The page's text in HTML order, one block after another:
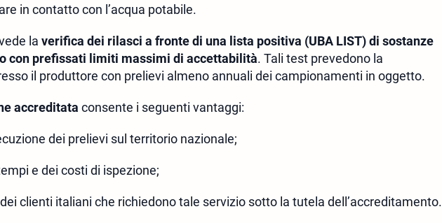
in contatto con l’acqua potabile.
la verifica dei rilasci a fronte di una lista positiva (UBA LIST) di sostanze
con prefissati limiti massimi di accettabilità. Tali test prevedono la
il produttore con prelievi almeno annuali dei campionamenti in oggetto.
accreditata consente i seguenti vantaggi:
dei prelievi sul territorio nazionale;
e dei costi di ispezione;
clienti italiani che richiedono tale servizio sotto la tutela dell’accreditamento.